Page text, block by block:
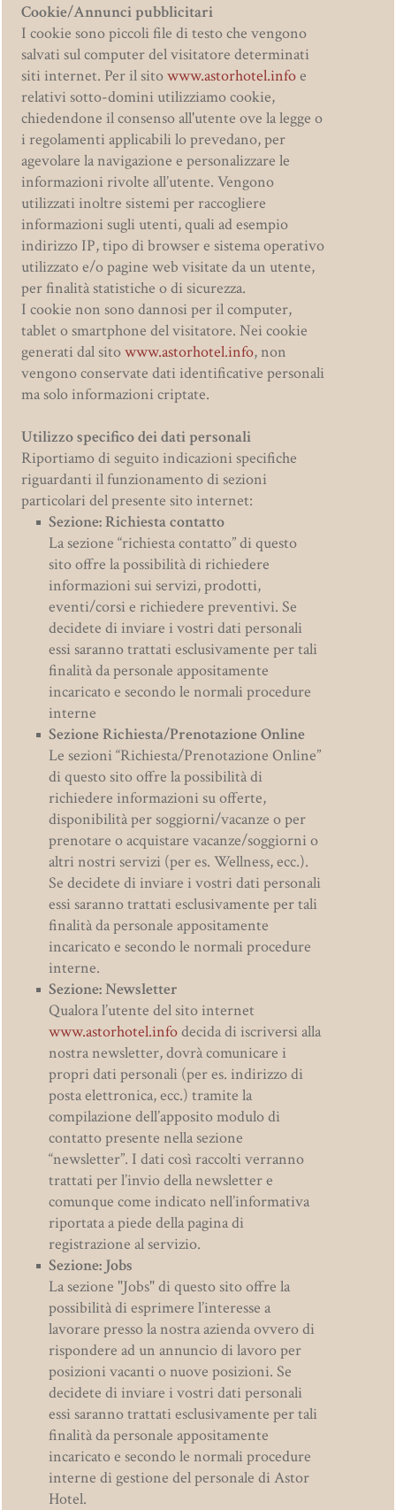
Cookie/Annunci pubblicitari
I cookie sono piccoli file di testo che vengono
salvati sul computer del visitatore determinati
siti internet. Per il sitowww.astorhotel.infoe
relativi sotto-domini utilizziamo cookie,
chiedendone il consenso all'utente ove la legge o
i regolamenti applicabili lo prevedano, per
agevolare la navigazione e personalizzare le
informazioni rivolte all’utente. Vengono
utilizzati inoltre sistemi per raccogliere
informazioni sugli utenti, quali ad esempio
indirizzo IP, tipo di browser e sistema operativo
utilizzato e/o pagine web visitate da un utente,
per finalità statistiche o di sicurezza.
I cookie non sono dannosi per il computer,
tablet o smartphone del visitatore. Nei cookie
generati dal sitowww.astorhotel.info, non
vengono conservate dati identificative personali
ma solo informazioni criptate.
Utilizzo specifico dei dati personali
Riportiamo di seguito indicazioni specifiche
riguardanti il funzionamento di sezioni
particolari del presente sito internet:
Sezione: Richiesta contatto
La sezione “richiesta contatto” di questo
sito offre la possibilità di richiedere
informazioni sui servizi, prodotti,
eventi/corsi e richiedere preventivi. Se
decidete di inviare i vostri dati personali
essi saranno trattati esclusivamente per tali
finalità da personale appositamente
incaricato e secondo le normali procedure
interne
Sezione Richiesta/Prenotazione Online
Le sezioni “Richiesta/Prenotazione Online”
di questo sito offre la possibilità di
richiedere informazioni su offerte,
disponibilità per soggiorni/vacanze o per
prenotare o acquistare vacanze/soggiorni o
altri nostri servizi (per es. Wellness, ecc.).
Se decidete di inviare i vostri dati personali
essi saranno trattati esclusivamente per tali
finalità da personale appositamente
incaricato e secondo le normali procedure
interne.
Sezione: Newsletter
Qualora l’utente del sito internet
www.astorhotel.infodecida di iscriversi alla
nostra newsletter, dovrà comunicare i
propri dati personali (per es. indirizzo di
posta elettronica, ecc.) tramite la
compilazione dell’apposito modulo di
contatto presente nella sezione
“newsletter”. I dati così raccolti verranno
trattati per l’invio della newsletter e
comunque come indicato nell’informativa
riportata a piede della pagina di
registrazione al servizio.
Sezione: Jobs
La sezione "Jobs" di questo sito offre la
possibilità di esprimere l’interesse a
lavorare presso la nostra azienda ovvero di
rispondere ad un annuncio di lavoro per
posizioni vacanti o nuove posizioni. Se
decidete di inviare i vostri dati personali
essi saranno trattati esclusivamente per tali
finalità da personale appositamente
incaricato e secondo le normali procedure
interne di gestione del personale di Astor
Hotel.